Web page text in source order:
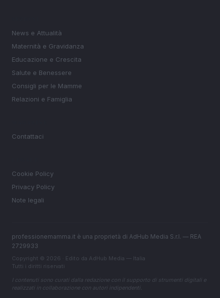
News e Attualità
Maternità e Gravidanza
Educazione e Crescita
Salute e Benessere
Consigli per le Mamme
Relazioni e Famiglia
Contattaci
Cookie Policy
Privacy Policy
Note legali
professionemamma.it è una proprietà di AdHub Media S.r.l. — REA
2729933
Copyright © 2026 · Edito da AdHub Media — Italia
Tutti i diritti riservati
I contenuti sono curati dalla redazione con il supporto di strumenti digitali e
realizzati in collaborazione con autori indipendenti.